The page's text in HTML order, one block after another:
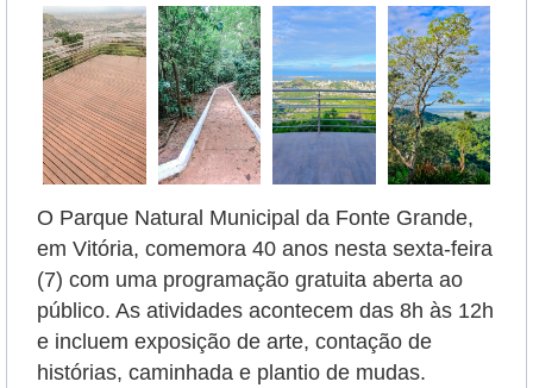
O Parque Natural Municipal da Fonte Grande,
em Vitória, comemora 40 anos nesta sexta-feira
(7) com uma programação gratuita aberta ao
público. As atividades acontecem das 8h às 12h
e incluem exposição de arte, contação de
histórias, caminhada e plantio de mudas.